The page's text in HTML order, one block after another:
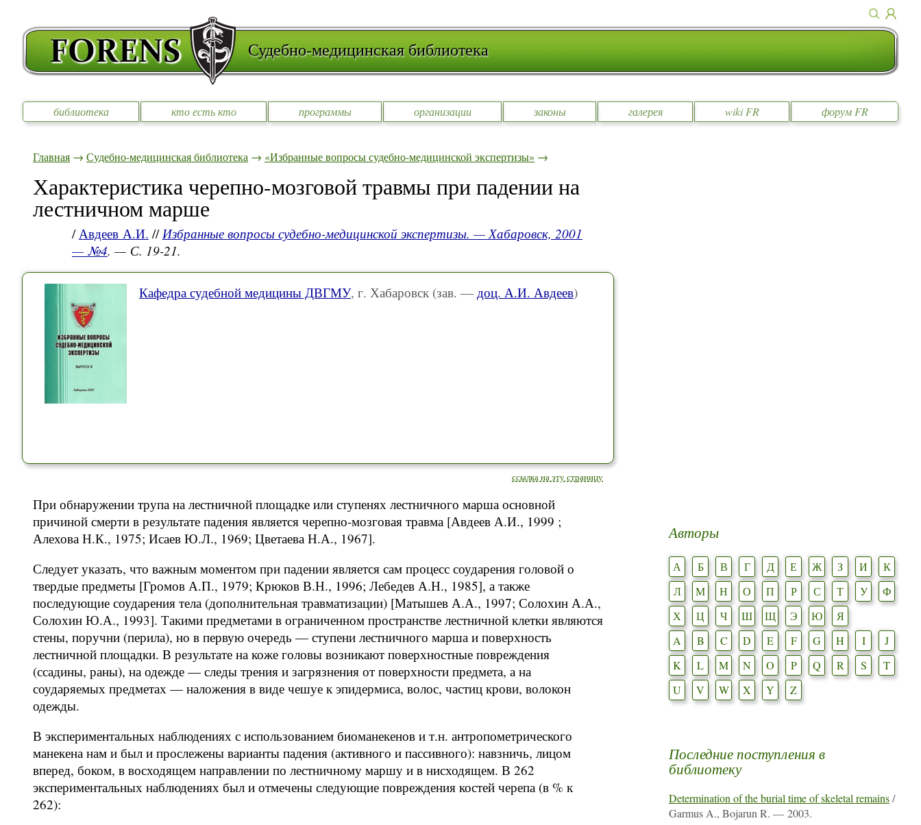
Судебно-медицинская библиотека
библиотека кто есть кто программы организации законы галерея wiki FR форум FR
Главная → Судебно-медицинская библиотека → «Избранные вопросы судебно-медицинской экспертизы» →
Характеристика черепно-мозговой травмы при падении на
лестничном марше
/Авдеев А.И. //Избранные вопросы судебно-медицинской экспертизы. — Хабаровск, 2001
— №4. — С. 19-21.
Кафедра судебной медицины ДВГМУ, г. Хабаровск (зав. — доц. А.И. Авдеев)
ссылка на эту страницу
При обнаружении трупа на лестничной площадке или ступенях лестничного марша основной
причиной смерти в результате падения является черепно-мозговая травма [Авдеев А.И., 1999 ;
Алехова Н.К., 1975; Исаев Ю.Л., 1969; Цветаева Н.А., 1967].
Следует указать, что важным моментом при падении является сам процесс соударения головой о
твердые предметы [Громов А.П., 1979; Крюков В.Н., 1996; Лебедев А.Н., 1985], а также
последующие соударения тела (дополнительная травматизации) [Матышев А.А., 1997; Солохин А.А.,
Солохин Ю.А., 1993]. Такими предметами в ограниченном пространстве лестничной клетки являются
стены, поручни (перила), но в первую очередь — ступени лестничного марша и поверхность
лестничной площадки. В результате на коже головы возникают поверхностные повреждения
(ссадины, раны), на одежде — следы трения и загрязнения от поверхности предмета, а на
соударяемых предметах — наложения в виде чешуе к эпидермиса, волос, частиц крови, волокон
одежды.
В экспериментальных наблюдениях с использованием биоманекенов и т.н. антропометрического
манекена нам и был и прослежены варианты падения (активного и пассивного): навзничь, лицом
вперед, боком, в восходящем направлении по лестничному маршу и в нисходящем. В 262
экспериментальных наблюдениях был и отмечены следующие повреждения костей черепа (в % к
262):
Авторы
А Б В Г Д Е Ж З И
К
Л
М Н О П Р С Т У
Ф
Х
Ц Ч Ш Щ Э Ю
Я
A
B C D E F G H I
J
K
L M N O P Q R S
T
U
V W X Y Z
Последние поступления в
библиотеку
Determination of the burial time of skeletal remains/
Garmus A., Bojarun R. — 2003.